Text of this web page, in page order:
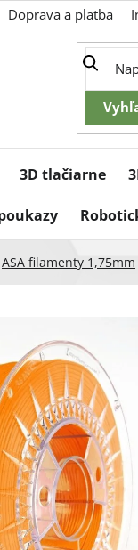
Doprava a platba
3D tlačiarne
ASA filamenty 1,75mm